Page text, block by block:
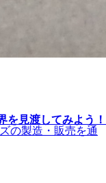
を見渡してみよう！
の製造・販売を通